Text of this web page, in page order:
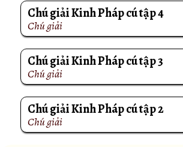
Chú giải Kinh Pháp cú tập 4
Chú giải
Chú giải Kinh Pháp cú tập 3
Chú giải
Chú giải Kinh Pháp cú tập 2
Chú giải